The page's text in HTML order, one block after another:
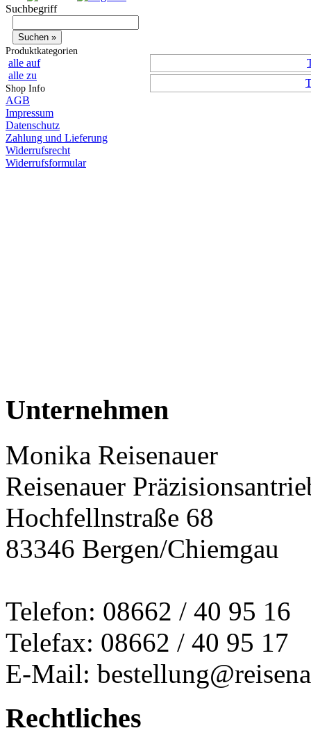
Suchbegriff
Produktkategorien
alle auf
alle zu
Shop Info
AGB
Impressum
Datenschutz
Zahlung und Lieferung
Widerrufsrecht
Widerrufsformular
Unternehmen
Monika Reisenauer
Reisenauer
Hochfellnstraße 68
83346 Bergen/Chiemgau
Telefon: 08662 / 40 95 16
Telefax: 08662 / 40 95 17
E-Mail:
Rechtliches